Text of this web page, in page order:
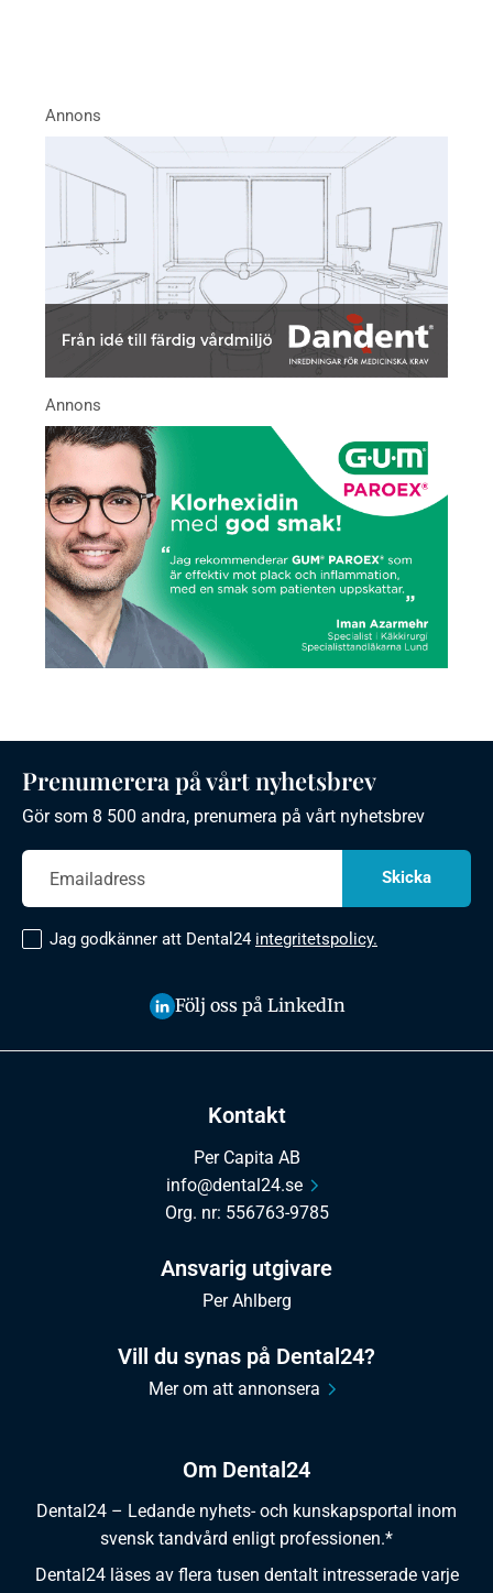
Om Dental24
Dental24 – Ledande nyhets- och kunskapsportal inom
svensk tandvård enligt professionen.*
Dental24 läses av flera tusen dentalt intresserade varje
Kontakt
Per Capita AB
info@dental24.se
Org. nr: 556763-9785
Ansvarig utgivare
Per Ahlberg
Vill du synas på Dental24?
Mer om att annonsera
Prenumerera på vårt nyhetsbrev
Gör som 8 500 andra, prenumera på vårt nyhetsbrev
Jag godkänner att Dental24 integritetspolicy.
Följ oss på LinkedIn